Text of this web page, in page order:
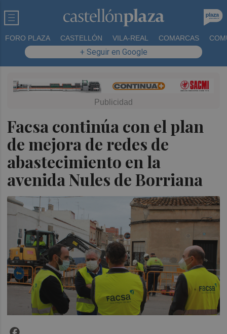
FORO PLAZA CASTELLÓN VILA-REAL COMARCAS
+ Seguir en Google
Facsa continúa con el plan
de mejora de redes de
abastecimiento en la
avenida Nules de Borriana